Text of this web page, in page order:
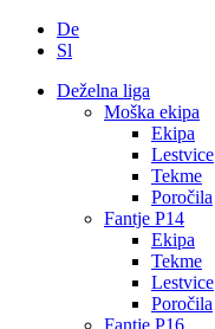
De
Sl
Deželna liga
Moška ekipa
Ekipa
Lestvice
Tekme
Poročila
Fantje P14
Ekipa
Tekme
Lestvice
Poročila
Fantje P16